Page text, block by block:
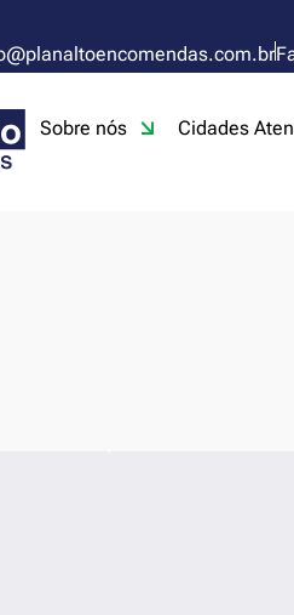
Sobre nós Cidades